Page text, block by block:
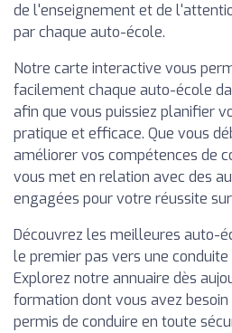
de l'enseignement et de
par chaque auto-école.
Notre carte interactive vous
facilement chaque auto-école
afin que vous puissiez planifier
pratique et efficace. Que vous
améliorer vos compétences de
vous met en relation avec des
engagées pour votre réussite
Découvrez les meilleures auto-
le premier pas vers une
Explorez notre annuaire dès
formation dont vous avez
permis de conduire en toute